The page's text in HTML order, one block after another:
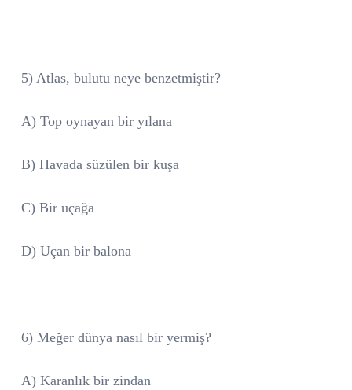
5) Atlas, bulutu neye benzetmiştir?
A) Top oynayan bir yılana
B) Havada süzülen bir kuşa
C) Bir uçağa
D) Uçan bir balona
6) Meğer dünya nasıl bir yermiş?
A) Karanlık bir zindan